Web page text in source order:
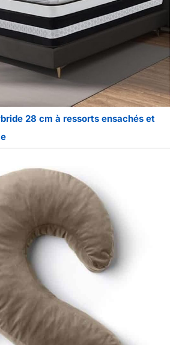
28 cm à ressorts ensachés et